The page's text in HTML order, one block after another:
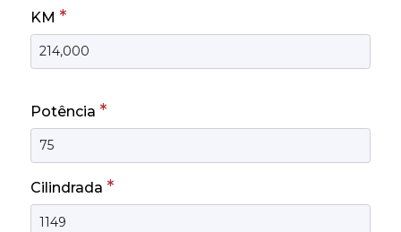
KM *
Potência *
Cilindrada *